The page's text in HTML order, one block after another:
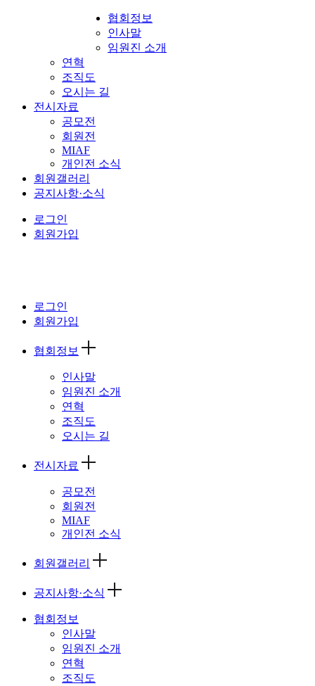
협회정보
인사말
임원진 소개
연혁
조직도
오시는 길
전시자료
공모전
회원전
MIAF
개인전 소식
회원갤러리
공지사항·소식
로그인
회원가입
로그인
회원가입
협회정보
인사말
임원진 소개
연혁
조직도
오시는 길
전시자료
공모전
회원전
MIAF
개인전 소식
회원갤러리
공지사항·소식
협회정보
인사말
임원진 소개
연혁
조직도